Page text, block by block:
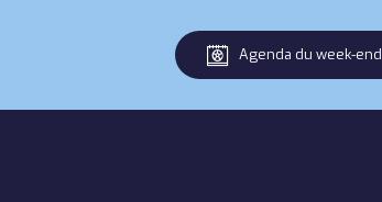
Agenda du week-end